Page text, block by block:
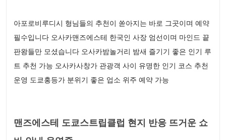
아포로비루디시 형님들의 추천이 쏟아지는 바로 그곳이며 예약
필수입니다 오사카맨즈에스테 한국인 사장 엄선이며 마인드 끝
판왕들만 모셨습니다 오사카밤놀거리 밤새 즐기기 좋은 인기 루
트 추천 가능 오사카사창가 관광객 사이 유명한 인기 코스 추천
운영 도쿄홍등가 분위기 좋은 업소 위주 예약 가능
맨즈에스테 도쿄스트립클럽 현지 반응 뜨거운 쇼